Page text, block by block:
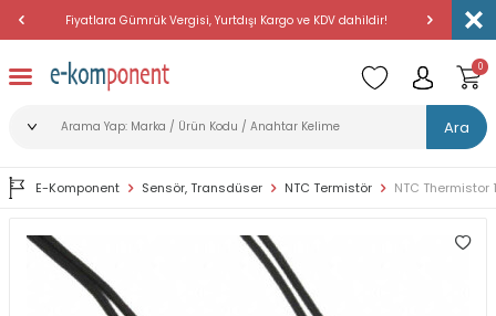
Fiyatlara Gümrük Vergisi, Yurtdışı Kargo ve KDV dahildir!
Ara
0
E-Komponent Sensör, Transdüser NTC Termistör NTC Thermistor